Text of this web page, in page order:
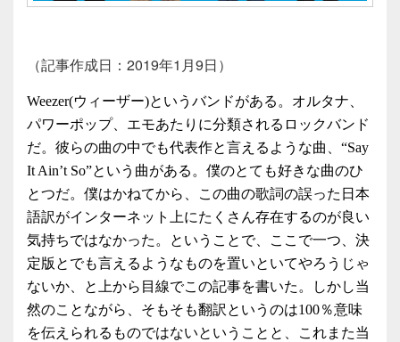
（記事作成日：2019年1月9日）
Weezer(ウィーザー)というバンドがある。オルタナ、
パワーポップ、エモあたりに分類されるロックバンド
だ。彼らの曲の中でも代表作と言えるような曲、“Say
It Ain’t So”という曲がある。僕のとても好きな曲のひ
とつだ。僕はかねてから、この曲の歌詞の誤った日本
語訳がインターネット上にたくさん存在するのが良い
気持ちではなかった。ということで、ここで一つ、決
定版とでも言えるようなものを置いといてやろうじゃ
ないか、と上から目線でこの記事を書いた。しかし当
然のことながら、そもそも翻訳というのは100％意味
を伝えられるものではないということと、これまた当